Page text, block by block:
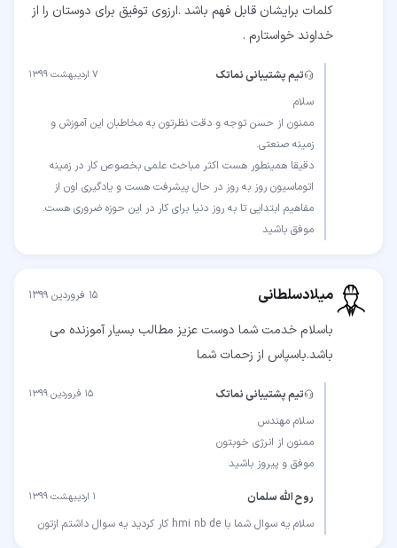
کلمات برایشان قابل فهم باشد .ارزوی توفیق برای دوستان را از
خداوند خواستارم .
تیم پشتیبانی نماتک ۷ اردیبهشت ۱۳۹۹
ممنون از حسن توجه و دقت نظرتون به مخاطبان این آموزش و
دقیقا همینطور هست اکثر مباحث علمی بخصوص کار در زمینه
اتوماسیون روز به روز در حال پیشرفت هست و یادگیری اون از
موفق باشید
میلادسلطانی ۱۵ فروردین ۱۳۹۹
باسلام خدمت شما دوست عزیز مطالب بسیار آموزنده می
باشد.باسپاس از زحمات شما
تیم پشتیبانی نماتک ۱۵ فروردین ۱۳۹۹
موفق و پیروز باشید
روح الله سلمان ۱ اردیبهشت ۱۳۹۹
سلام یه سوال شما با hmi nb de کار کردید یه سوال داشتم ازتون